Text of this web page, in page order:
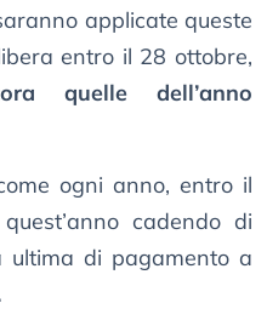
applicate queste
entro il 28 ottobre,
quelle dell’anno
ogni anno, entro il
cadendo di
di pagamento a